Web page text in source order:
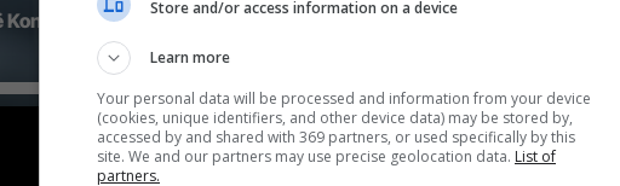
Kongo shpërthimi i dytë më i madh në histori
Store and/or access information on a device
Learn more
Your personal data will be processed and information from your device
(cookies, unique identifiers, and other device data) may be stored by,
accessed by and shared with 369 partners, or used specifically by this
site. We and our partners may use precise geolocation data. List of
partners.